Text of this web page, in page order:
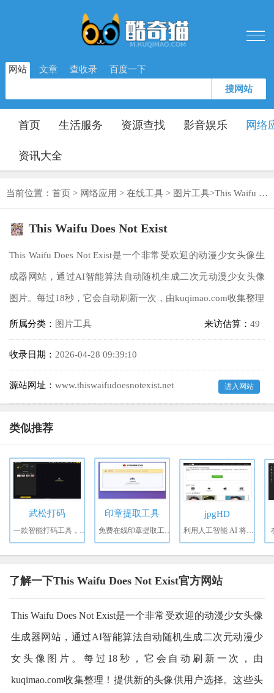
网站 文章 查收录 百度一下
搜网站
首页 生活服务 资源查找 影音娱乐 网络
资讯大全
当前位置： 首页 > 网络应用 > 在线工具 > 图片工具>This Waifu Does Not Exist
This Waifu Does Not Exist
This Waifu Does Not Exist是一个非常受欢迎的动漫少女头像生
成器网站，通过AI智能算法自动随机生成二次元动漫少女头像
图片。每过18秒，它会自动刷新一次，由kuqimao.com收集整理
所属分类： 图片工具 来访估算： 49
收录日期： 2026-04-28 09:39:10
源站网址： www.thiswaifudoesnotexist.net 进入网站
类似推荐
武松打码 印章提取工具 jpgHD
了解一下This Waifu Does Not Exist官方网站
This Waifu Does Not Exist是一个非常受欢迎的动漫少女头像
生成器网站，通过AI智能算法自动随机生成二次元动漫少
女头像图片。每过18秒，它会自动刷新一次，由
kuqimao.com收集整理！提供新的头像供用户选择。这些头